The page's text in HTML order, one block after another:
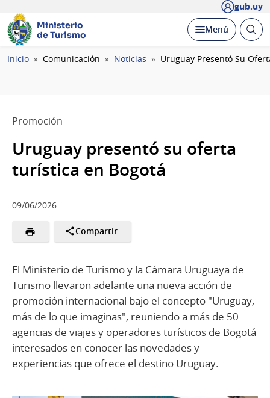
gub.uy
Ministerio
de Turismo
Desplegar
Menú Abrir
Ruta
Inicio Comunicación Noticias Uruguay Presentó Su
Promoción
Uruguay presentó su oferta
turística en Bogotá
09/06/2026
Compartir
El Ministerio de Turismo y la Cámara Uruguaya de
Turismo llevaron adelante una nueva acción de
promoción internacional bajo el concepto "Uruguay,
más de lo que imaginas", reuniendo a más de 50
agencias de viajes y operadores turísticos de Bogotá
interesados en conocer las novedades y
experiencias que ofrece el destino Uruguay.